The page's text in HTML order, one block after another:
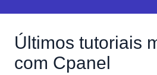
Últimos tutoriais
com Cpanel